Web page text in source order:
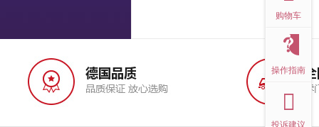
购物车
操作指南
投诉建议